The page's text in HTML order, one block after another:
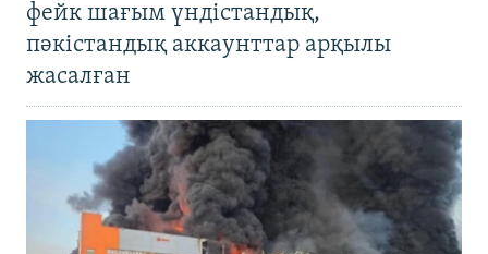
фейк шағым үндістандық,
пәкістандық аккаунттар арқылы
жасалған